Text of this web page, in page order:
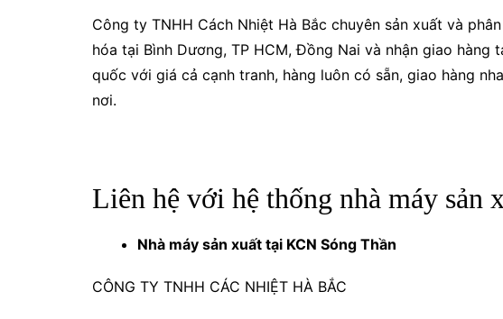
Công ty TNHH Cách Nhiệt Hà Bắc chuyên sản xuất và
hóa tại Bình Dương, TP HCM, Đồng Nai và nhận giao
quốc với giá cả cạnh tranh, hàng luôn có sẵn, giao hàng
nơi.
Liên hệ với hệ thống nhà máy sản
Nhà máy sản xuất tại KCN Sóng Thần
CÔNG TY TNHH CÁC NHIỆT HÀ BẮC